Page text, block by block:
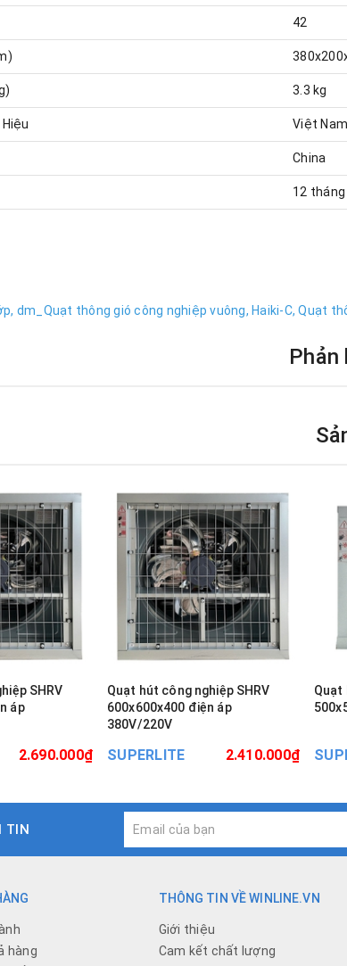
42
3.3 kg
Việt Nam
China
12 tháng
dm_Quạt thông gió công nghiệp vuông, Haiki-C, Quạt
Phản
SHRV
áp
2.690.000₫
Quạt hút công nghiệp SHRV
600x600x400 điện áp
380V/220V
SUPERLITE 2.410.000₫
Quạt
TIN
hàng
THÔNG TIN VỀ WINLINE.VN
Giới thiệu
Cam kết chất lượng